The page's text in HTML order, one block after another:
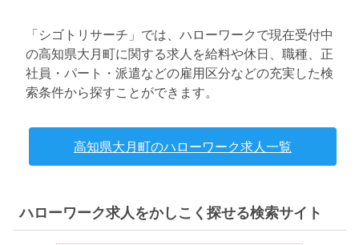
「シゴトリサーチ」では、ハローワークで現在受付中
の高知県大月町に関する求人を給料や休日、職種、正
社員・パート・派遣などの雇用区分などの充実した検
索条件から探すことができます。
高知県大月町のハローワーク求人一覧
ハローワーク求人をかしこく探せる検索サイト